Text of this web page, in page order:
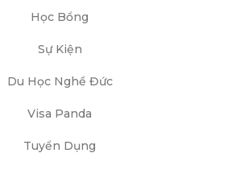
Học Bổng
Sự Kiện
Du Học Nghề Đức
Visa Panda
Tuyển Dụng